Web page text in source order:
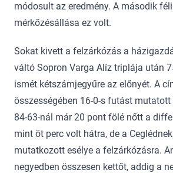
módosult az eredmény. A második
mérkőzésállása ez volt.
Sokat kivett a felzárkózás a
váltó Sopron Varga Alíz triplája után
ismét kétszámjegyűre az előnyét. A
összességében 16-0-s futást mutatott
84-63-nál már 20 pont fölé nőtt a
mint öt perc volt hátra, de a
mutatkozott esélye a felzárkózásra.
negyedben összesen kettőt, addig a